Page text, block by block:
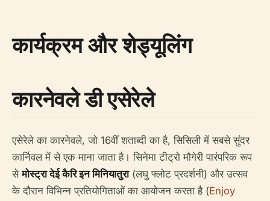
कार्यक्रम और शेड्यूलिंग
कारनेवले डी एसेरेले
एसेरेले का कारनेवले, जो 16वीं शताब्दी का है, सिसिली में सबसे सुंदर
कार्निवल में से एक माना जाता है। सिनेमा टीट्रो मौगेरी पारंपरिक रूप
सेमोस्ट्रा देई कैरि इन मिनियातुरा(लघु फ्लोट प्रदर्शनी) और उत्सव
के दौरान विभिन्न प्रतियोगिताओं का आयोजन करता है (Enjoy